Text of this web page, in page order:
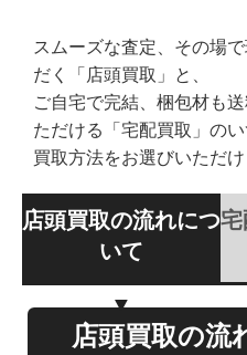
スムーズな査定、その場
だく「店頭買取」と、
ご自宅で完結、梱包材も
ただける「宅配買取」の
買取方法をお選びいただけ
店頭買取の流れにつ
いて
宅
店頭買取の流